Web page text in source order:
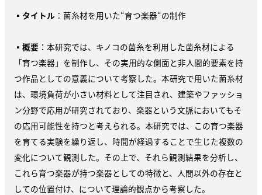
▪ タイトル ：菌糸材を用いた“育つ楽器“の制作
▪ 概要 ：本研究では、キノコの菌糸を利用した菌糸材による
「育つ楽器」を制作し、その実用的な側面と非人間的要素を持
つ作品としての意義について考察した。本研究で用いた菌糸材
は、環境負荷が小さい材料として注目され、建築やファッショ
ン分野で応用が研究されており、楽器という文脈においてもそ
の応用可能性を持つと考えられる。本研究では、この育つ楽器
を育てる実験を繰り返し、時間が経過することで生じた複数の
変化について観測した。その上で、それら観測結果を分析し、
これら育つ楽器が持つ楽器としての特徴と、人間以外の存在と
しての位置付け、について理論的観点から考察した。